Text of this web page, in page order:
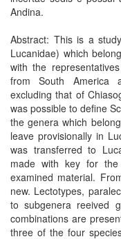
Andina.
Abstract: This is a
Lucanidae) which
with the
from South America
excluding that of
was possible to define
the genera which
leave provisionally in
was transferred to
made with key for the
examined material.
new. Lectotypes,
to subgenera reeived
combinations are
three of the four